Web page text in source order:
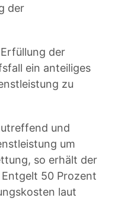
der
der
ein anteiliges
zu
und
um
so erhält der
50 Prozent
laut